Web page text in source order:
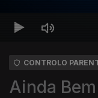
CONTROLO
Ainda